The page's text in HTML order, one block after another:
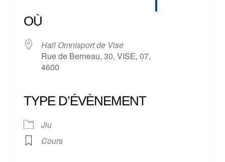
OÙ
Hall Omnisport de Visé
Rue de Berneau, 30, VISE, 07,
4600
TYPE D’ÉVÈNEMENT
Jiu
Cours